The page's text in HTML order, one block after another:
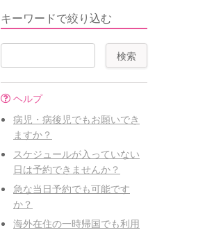
キーワードで絞り込む
ヘルプ
病児・病後児でもお願いでき
ますか？
スケジュールが入っていない
日は予約できませんか？
急な当日予約でも可能です
か？
海外在住の一時帰国でも利用